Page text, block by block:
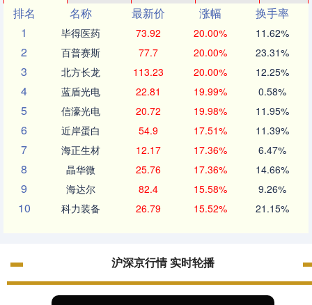
排名
名称 最新价 涨幅
换手率
1
毕得医药 73.92 20.00% 11.62%
2 百普赛斯 77.7 20.00% 23.31%
3 北方长龙 113.23 20.00% 12.25%
4 蓝盾光电 22.81 19.99% 0.58%
5 信濠光电 20.72 19.98% 11.95%
6 近岸蛋白 54.9 17.51% 11.39%
7 海正生材 12.17 17.36% 6.47%
8 晶华微 25.76 17.36% 14.66%
9 海达尔 82.4 15.58% 9.26%
10 科力装备 26.79 15.52% 21.15%
沪深京行情 实时轮播